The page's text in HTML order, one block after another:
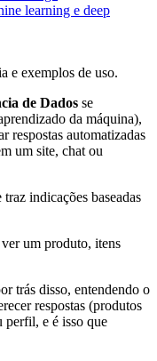
learning e deep
de Dados se
da máquina),
respostas automatizadas
um site, chat ou
traz indicações baseadas
ver um produto, itens
trás disso, entendendo o
respostas (produtos
perfil, e é isso que